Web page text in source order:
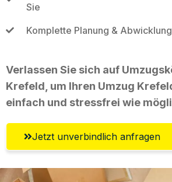
Sie
Komplette Planung &
Verlassen Sie sich auf
Krefeld, um Ihren Umzug
einfach und stressfrei wie
Jetzt unverbindlich anfragen